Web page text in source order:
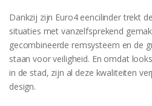
Dankzij zijn Euro4 eencilinder trekt
situaties met vanzelfsprekend
gecombineerde remsysteem en de
staan voor veiligheid. En omdat
in de stad, zijn al deze kwaliteiten
design.